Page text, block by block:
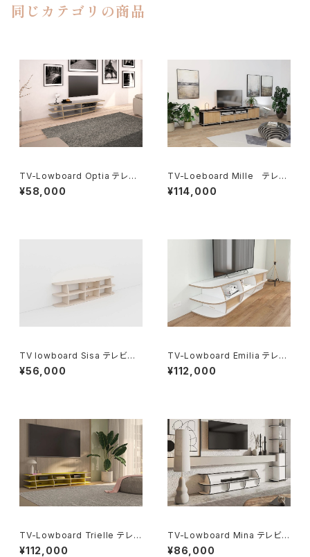
同じカテゴリの商品
TV-Lowboard Optia テレビ-
ローボードオプティア
¥58,000
TV-Loeboard Mille テレ
ビ-ローボードミル
¥114,000
TV lowboard Sisa テレビ用
ローボード Sisa
¥56,000
TV-Lowboard Emilia テレビ
ローボードエミリア
¥112,000
TV-Lowboard Trielle テレビ
ローボードトリエル
¥112,000
TV-Lowboard Mina テレビロ
ーボードミナ
¥86,000